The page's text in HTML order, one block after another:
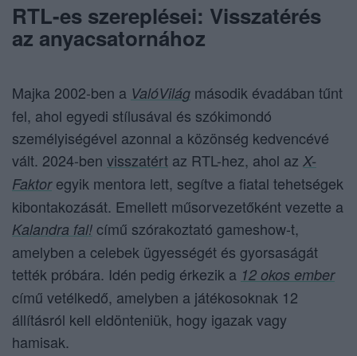
RTL-es szereplései: Visszatérés
az anyacsatornához
Majka 2002-ben a ValóVilág második évadában tűnt
fel, ahol egyedi stílusával és szókimondó
személyiségével azonnal a közönség kedvencévé
vált. 2024-ben visszatért az RTL-hez, ahol az X-
Faktoregyik mentora lett, segítve a fiatal tehetségek
kibontakozását. Emellett műsorvezetőként vezette a
Kalandra fal! című szórakoztató gameshow-t,
amelyben a celebek ügyességét és gyorsaságát
tették próbára. Idén pedig érkezik a 12 okos ember
című vetélkedő, amelyben a játékosoknak 12
állításról kell eldönteniük, hogy igazak vagy
hamisak.